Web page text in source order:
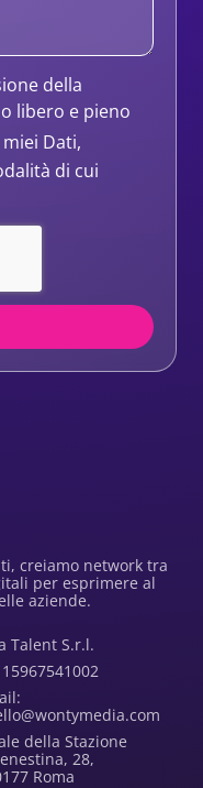
della
libero e pieno
Dati,
di cui
creiamo network tra
per esprimere al
aziende.
Talent S.r.l.
15967541002
della Stazione
28,
Roma